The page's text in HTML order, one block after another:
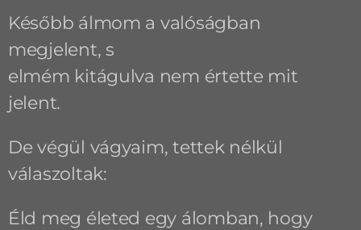
Később álmom a valóságban
megjelent, s
elmém kitágulva nem értette mit
jelent.
De végül vágyaim, tettek nélkül
válaszoltak:
Éld meg életed egy álomban, hogy